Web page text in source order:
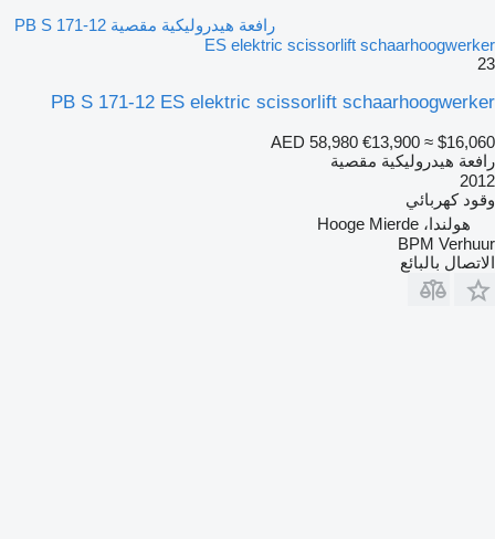
رافعة هيدروليكية مقصية PB S 171-12
ES elektric scissorlift schaarhoogwerker
23
PB S 171-12 ES elektric scissorlift schaarhoogwerker
AED 58,980 €13,900 ≈ $16,060
رافعة هيدروليكية مقصية
2012
وقود كهربائي
هولندا، Hooge Mierde
BPM Verhuur
الاتصال بالبائع